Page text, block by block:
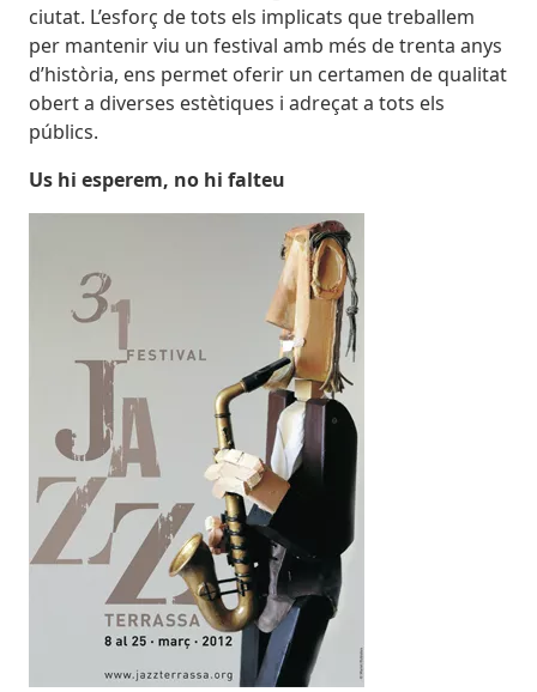
ciutat. L’esforç de tots els implicats que treballem
per mantenir viu un festival amb més de trenta anys
d’història, ens permet oferir un certamen de qualitat
obert a diverses estètiques i adreçat a tots els
públics.
Us hi esperem, no hi falteu